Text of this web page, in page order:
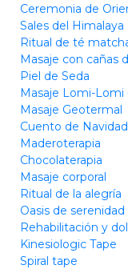
Ceremonia de
Sales del Himalaya
Ritual de té
Masaje con cañas
Piel de Seda
Masaje Lomi-Lomi
Masaje Geotermal
Cuento de
Maderoterapia
Chocolaterapia
Masaje corporal
Ritual de la alegría
Oasis de serenidad
Rehabilitación y
Kinesiologic Tape
Spiral tape